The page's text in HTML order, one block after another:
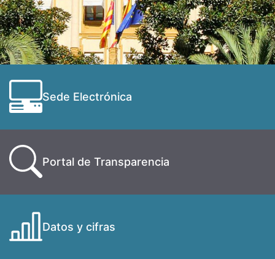
Sede Electrónica
Portal de Transparencia
Datos y cifras